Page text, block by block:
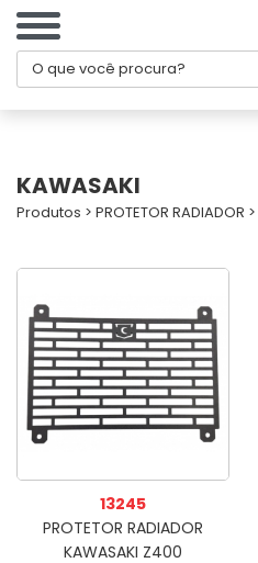
KAWASAKI
Produtos > PROTETOR RADIADOR >
13245
PROTETOR RADIADOR
KAWASAKI Z400